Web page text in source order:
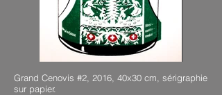
Grand Cenovis #2, 2016, 40x30 cm, sérigraphie
sur papier.